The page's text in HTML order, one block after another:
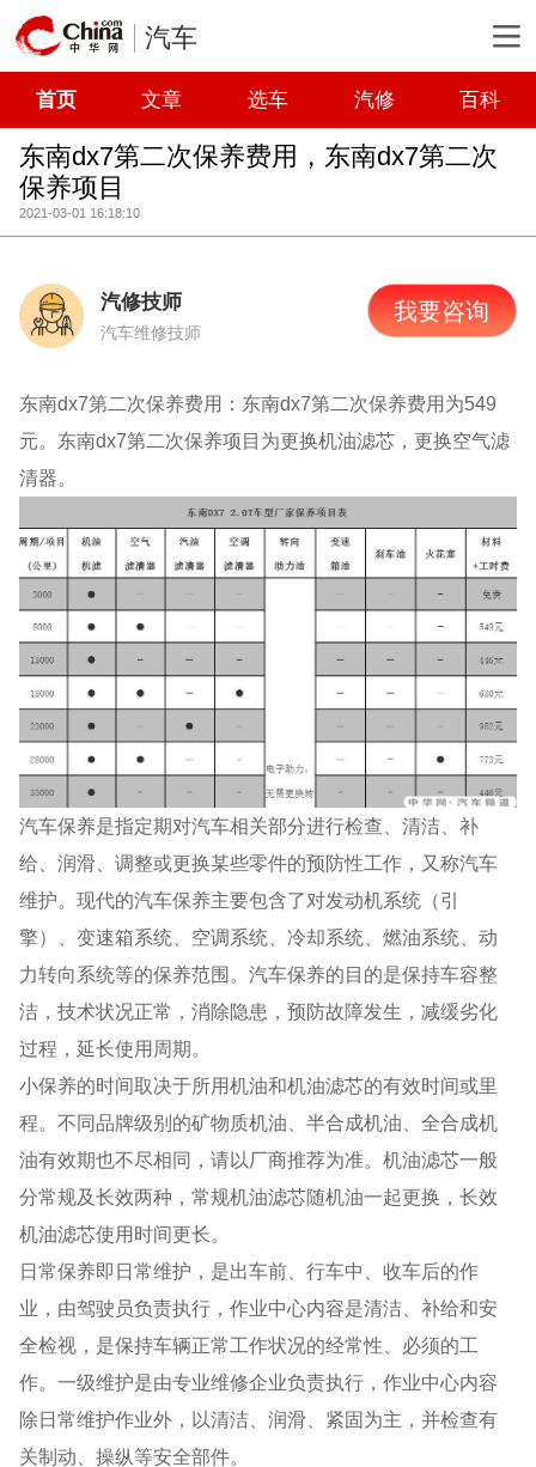
汽车
首页 文章 选车 汽修 百科
东南dx7第二次保养费用，东南dx7第二次
保养项目
2021-03-01 16:18:10
汽修技师
汽车维修技师
我要咨询
东南dx7第二次保养费用：东南dx7第二次保养费用为549
元。东南dx7第二次保养项目为更换机油滤芯，更换空气滤
清器。
汽车保养是指定期对汽车相关部分进行检查、清洁、补
给、润滑、调整或更换某些零件的预防性工作，又称汽车
维护。现代的汽车保养主要包含了对发动机系统（引
擎）、变速箱系统、空调系统、冷却系统、燃油系统、动
力转向系统等的保养范围。汽车保养的目的是保持车容整
洁，技术状况正常，消除隐患，预防故障发生，减缓劣化
过程，延长使用周期。
小保养的时间取决于所用机油和机油滤芯的有效时间或里
程。不同品牌级别的矿物质机油、半合成机油、全合成机
油有效期也不尽相同，请以厂商推荐为准。机油滤芯一般
分常规及长效两种，常规机油滤芯随机油一起更换，长效
机油滤芯使用时间更长。
日常保养即日常维护，是出车前、行车中、收车后的作
业，由驾驶员负责执行，作业中心内容是清洁、补给和安
全检视，是保持车辆正常工作状况的经常性、必须的工
作。一级维护是由专业维修企业负责执行，作业中心内容
除日常维护作业外，以清洁、润滑、紧固为主，并检查有
关制动、操纵等安全部件。